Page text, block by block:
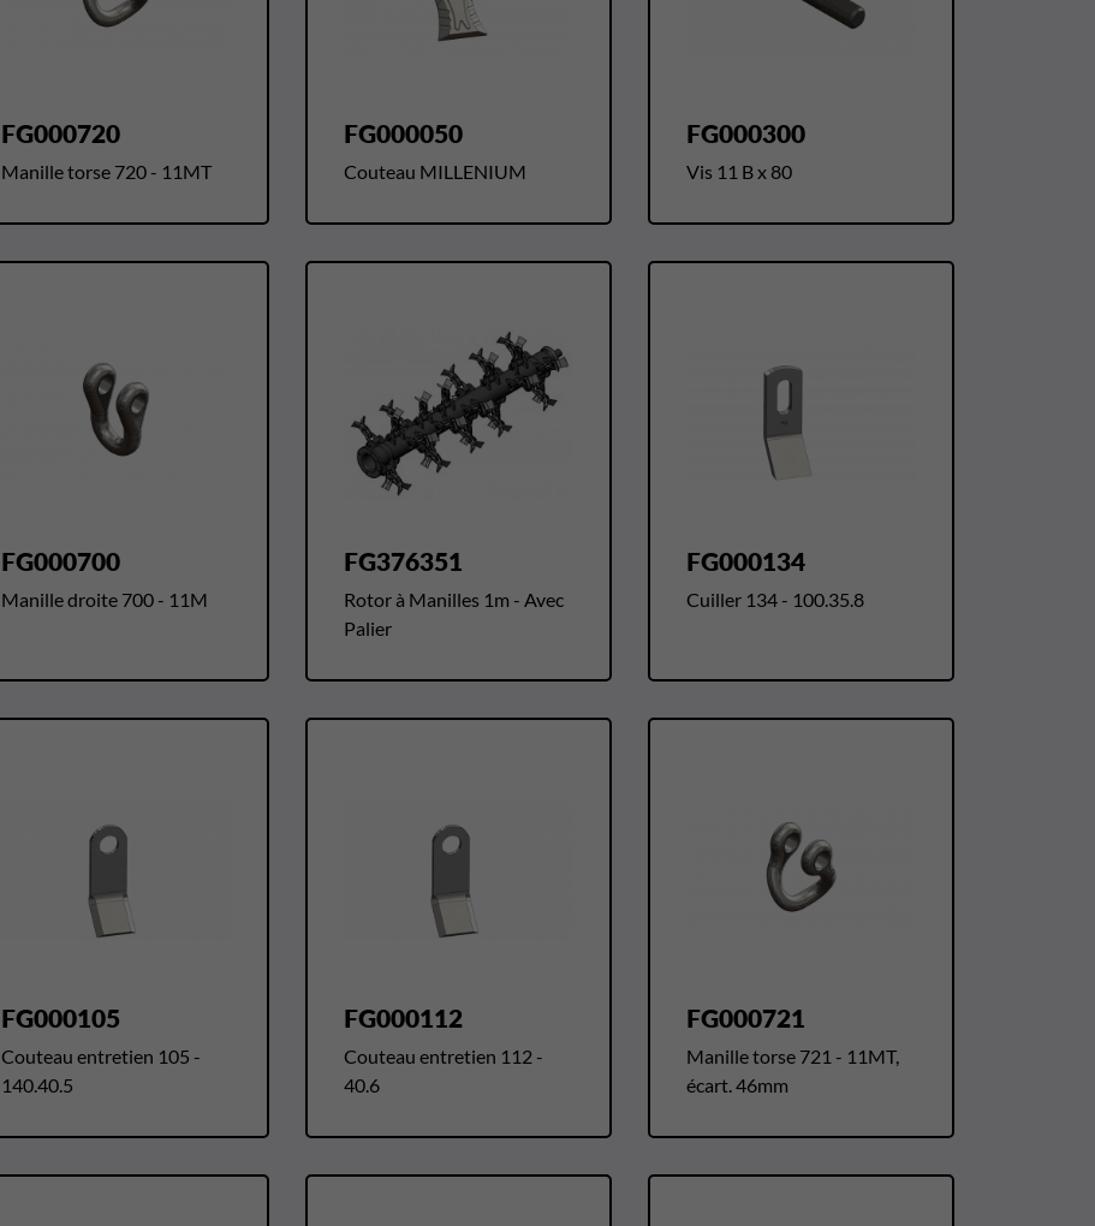
FG000720
Manille torse 720 - 11MT
FG000050
Couteau MILLENIUM
FG000300
Vis 11 B x 80
FG000700
Manille droite 700 - 11M
FG376351
Rotor à Manilles 1m - Avec
Palier
FG000134
Cuiller 134 - 100.35.8
FG000105
Couteau entretien 105 -
140.40.5
FG000112
Couteau entretien 112 -
40.6
FG000721
Manille torse 721 - 11MT,
écart. 46mm